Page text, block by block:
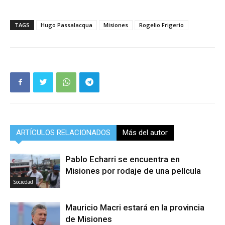
TAGS Hugo Passalacqua Misiones Rogelio Frigerio
ARTÍCULOS RELACIONADOS Más del autor
Sociedad
Pablo Echarri se encuentra en
Misiones por rodaje de una película
Mauricio Macri estará en la provincia
de Misiones